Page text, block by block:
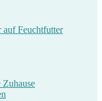
Feuchtfutter